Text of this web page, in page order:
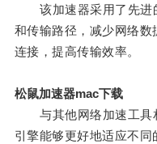
该加速器采用了先进
和传输路径，减少网络
连接，提高传输效率。
松鼠加速器mac下载
与其他网络加速工具
引擎能够更好地适应不